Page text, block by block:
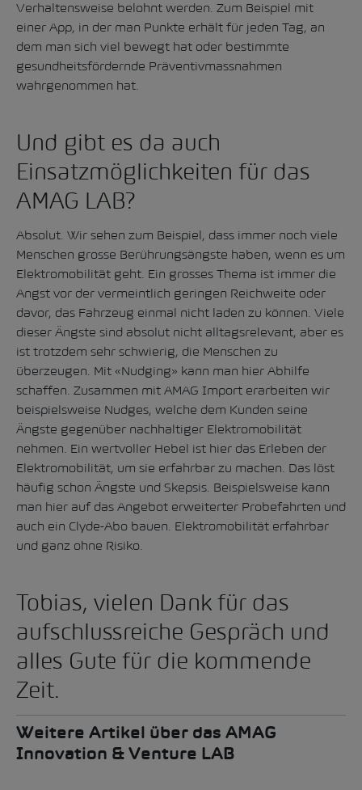
Verhaltensweise belohnt werden. Zum Beispiel mit
einer App, in der man Punkte erhält für jeden Tag, an
dem man sich viel bewegt hat oder bestimmte
gesundheitsfördernde Präventivmassnahmen
wahrgenommen hat.
Und gibt es da auch
Einsatzmöglichkeiten für das
AMAG LAB?
Absolut. Wir sehen zum Beispiel, dass immer noch viele
Menschen grosse Berührungsängste haben, wenn es um
Elektromobilität geht. Ein grosses Thema ist immer die
Angst vor der vermeintlich geringen Reichweite oder
davor, das Fahrzeug einmal nicht laden zu können. Viele
dieser Ängste sind absolut nicht alltagsrelevant, aber es
ist trotzdem sehr schwierig, die Menschen zu
überzeugen. Mit «Nudging» kann man hier Abhilfe
schaffen. Zusammen mit AMAG Import erarbeiten wir
beispielsweise Nudges, welche dem Kunden seine
Ängste gegenüber nachhaltiger Elektromobilität
nehmen. Ein wertvoller Hebel ist hier das Erleben der
Elektromobilität, um sie erfahrbar zu machen. Das löst
häufig schon Ängste und Skepsis. Beispielsweise kann
man hier auf das Angebot erweiterter Probefahrten und
auch ein Clyde-Abo bauen. Elektromobilität erfahrbar
und ganz ohne Risiko.
Tobias, vielen Dank für das
aufschlussreiche Gespräch und
alles Gute für die kommende
Zeit.
Weitere Artikel über das AMAG
Innovation & Venture LAB